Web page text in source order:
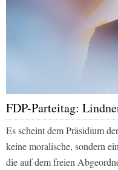
FDP-Parteitag:
Es scheint dem Präsidium
keine moralische, sondern
die auf dem freien